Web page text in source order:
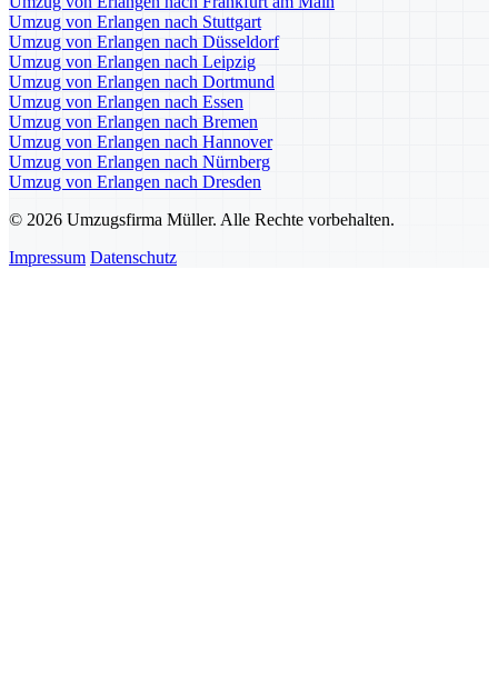
Umzug von Erlangen nach Stuttgart
Umzug von Erlangen nach Düsseldorf
Umzug von Erlangen nach Leipzig
Umzug von Erlangen nach Dortmund
Umzug von Erlangen nach Essen
Umzug von Erlangen nach Bremen
Umzug von Erlangen nach Hannover
Umzug von Erlangen nach Nürnberg
Umzug von Erlangen nach Dresden
© 2026 Umzugsfirma Müller. Alle Rechte vorbehalten.
Impressum Datenschutz